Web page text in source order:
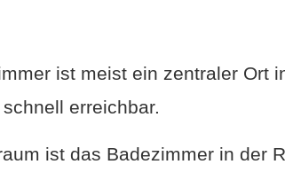
ist meist ein zentraler Ort
erreichbar.
ist das Badezimmer in der